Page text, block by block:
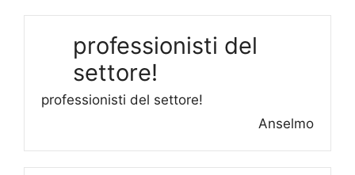
professionisti del
settore!
professionisti del settore!
Anselmo